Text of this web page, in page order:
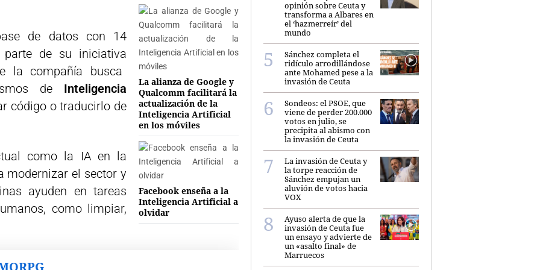
La alianza de Google y
Qualcomm facilitará la
actualización de la
Inteligencia Artificial
en los móviles
Facebook enseña a la
Inteligencia Artificial a
olvidar
de datos con 14
de su iniciativa
compañía busca
de Inteligencia
código o traducirlo de
como la IA en la
modernizar el sector y
ayuden en tareas
como limpiar,
opinión sobre Ceuta y
transforma a Albares en
el ‘hazmerreír’ del
mundo
Sánchez completa el
ridículo arrodillándose
ante Mohamed pese a la
invasión de Ceuta
Sondeos: el PSOE, que
viene de perder 200.000
votos en julio, se
precipita al abismo con
la invasión de Ceuta
La invasión de Ceuta y
la torpe reacción de
Sánchez empujan un
aluvión de votos hacia
VOX
Ayuso alerta de que la
invasión de Ceuta fue
un ensayo y advierte de
un «asalto final» de
Marruecos